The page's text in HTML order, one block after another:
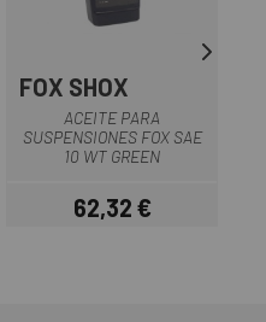
FOX SHOX
ACEITE PARA
SUSPENSIONES FOX SAE
10 WT GREEN
Precio
62,32 €